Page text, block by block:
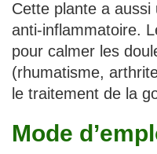
Cette plante a
anti-inflammatoire.
pour calmer les
(rhumatisme,
le traitement de la
Mode